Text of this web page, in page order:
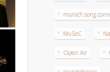
munich song
MuSoC
Open Air